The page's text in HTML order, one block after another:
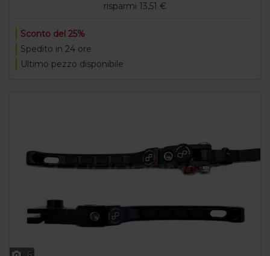
risparmi 13,51 €
Sconto del 25%
Spedito in 24 ore
Ultimo pezzo disponibile